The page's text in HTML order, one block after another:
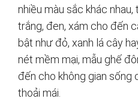
nhiều màu sắc khác
trắng, đen, xám cho đến
bật như đỏ, xanh lá cây
nét mềm mại, mẫu ghế
đến cho không gian sống
thoải mái.